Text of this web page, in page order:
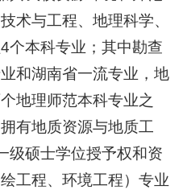
术与工程、地理科学、
个本科专业；其中勘查
和湖南省一流专业，地
地理师范本科专业之
有地质资源与地质工
级硕士学位授予权和资
工程、环境工程）专业